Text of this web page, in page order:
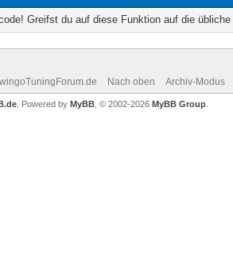
Greifst du auf diese Funktion auf die
Nach oben Archiv-Modus
, Powered by MyBB , © 2002-2026 MyBB Group